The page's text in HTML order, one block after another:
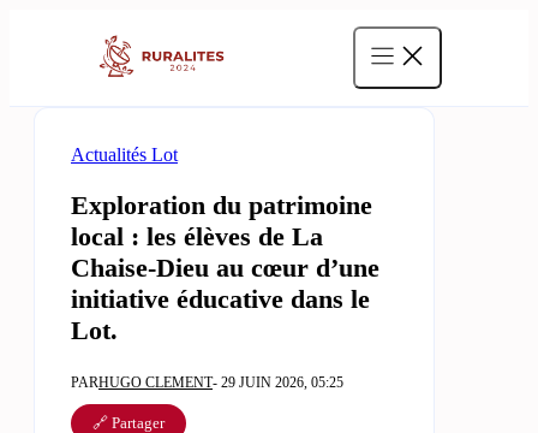
Actualités Lot
Exploration du patrimoine
local : les élèves de La
Chaise-Dieu au cœur d’une
initiative éducative dans le
Lot.
PARHUGO CLEMENT- 29 JUIN 2026, 05:25
🔗 Partager